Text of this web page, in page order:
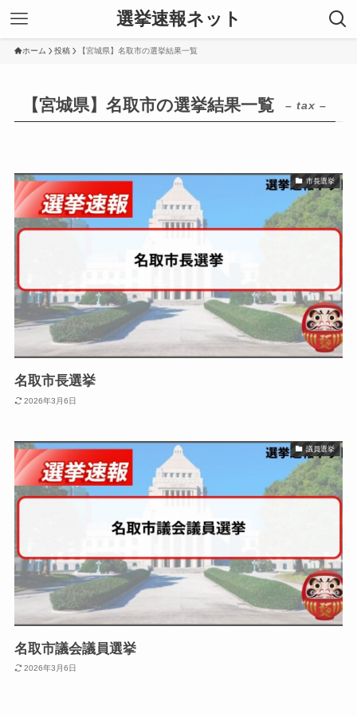
選挙速報ネット
ホーム 投稿 【宮城県】名取市の選挙結果一覧
【宮城県】名取市の選挙結果一覧 – tax –
市長選挙
名取市長選挙
2026年3月6日
議員選挙
名取市議会議員選挙
2026年3月6日